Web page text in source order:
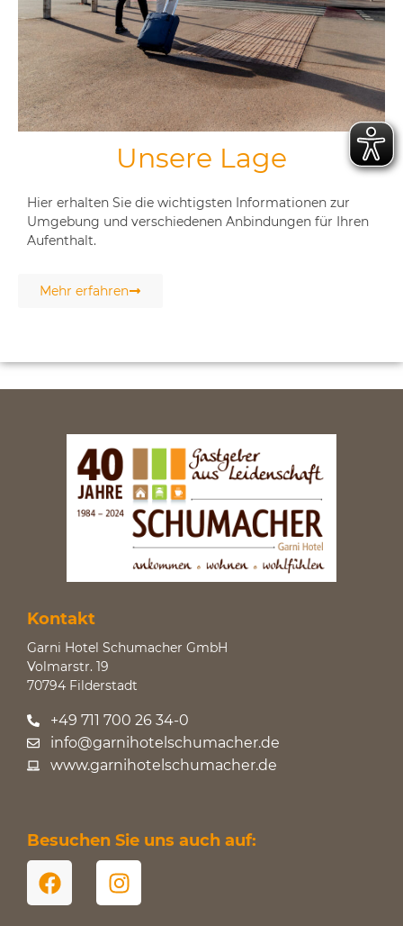
Unsere Lage
Hier erhalten Sie die wichtigsten Informationen zur
Umgebung und verschiedenen Anbindungen für Ihren
Aufenthalt.
Mehr erfahren
Kontakt
Garni Hotel Schumacher GmbH
Volmarstr. 19
70794 Filderstadt
+49 711 700 26 34-0
info@garnihotelschumacher.de
www.garnihotelschumacher.de
Besuchen Sie uns auch auf: